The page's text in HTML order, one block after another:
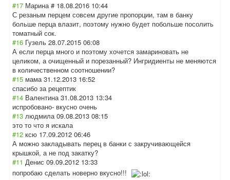
#17 Марина # 18.08.2016 10:44
С резаным перцем совсем другие пропорции, там в банку
больше перца влазит, поэтому нужно будет побольше посолить
томатный сок.
#16 Гузель 28.07.2015 06:08
А если перца много и поэтому хочется замариновать не
целиком, а очищенный и порезанный? Ингридиенты не меняются
в количественном соотношении?
#15 мама 31.12.2013 16:52
спасибо за рецептик
#14 Валентина 31.08.2013 13:34
испробовано- вкусно очень
#13 людмила 09.08.2013 08:15
это то что я искала
#12 ксю 17.09.2012 06:46
А можно закладывать перец в банки с закручивающейся
крышкой, а не под закатку?
#11 Денис 09.09.2012 13:33
попробаю сделать новерно вкусно!!!